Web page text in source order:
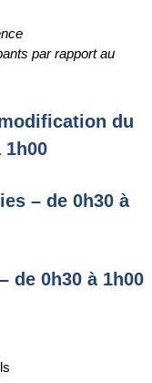
par rapport au
du
1h00
– de 0h30 à
de 0h30 à 1h00